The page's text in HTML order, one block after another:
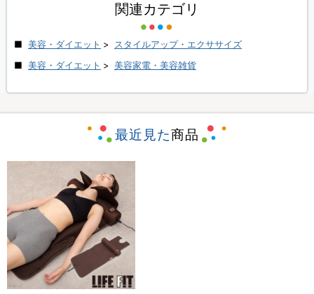
関連カテゴリ
美容・ダイエット > スタイルアップ・エクササイズ
美容・ダイエット > 美容家電・美容雑貨
最近見た商品